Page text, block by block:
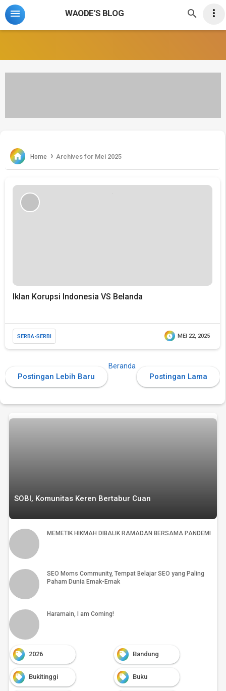
 
WAODE'S BLOG 
 Home › Archives for Mei 2025
Iklan Korupsi Indonesia VS Belanda
SERBA-SERBI MEI 22, 2025
Postingan Lebih Baru Postingan Lama
Beranda
SOBI, Komunitas Keren Bertabur Cuan
MEMETIK HIKMAH DIBALIK RAMADAN BERSAMA PANDEMI
SEO Moms Community, Tempat Belajar SEO yang Paling
Paham Dunia Emak-Emak
Haramain, I am Coming!
2026 Bandung
Bukitinggi Buku